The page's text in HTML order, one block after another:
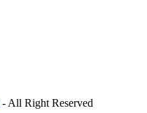
- All Right Reserved